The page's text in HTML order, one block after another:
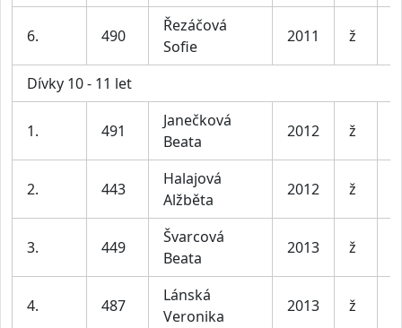
6. 490
Řezáčová
Sofie
2011 ž
Dívky 10 - 11 let
1. 491
Janečková
Beata
2012 ž
2. 443
Halajová
Alžběta
2012 ž
3. 449
Švarcová
Beata
2013 ž
4. 487
Lánská
Veronika
2013 ž